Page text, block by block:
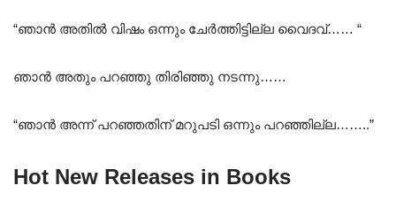
“ഞാൻ അതിൽ വിഷം ഒന്നും ചേർത്തിട്ടില്ല വൈദവ്…… “
ഞാൻ അതും പറഞ്ഞു തിരിഞ്ഞു നടന്നു……
“ഞാൻ അന്ന് പറഞ്ഞതിന് മറുപടി ഒന്നും പറഞ്ഞില്ല……..”
Hot New Releases in Books